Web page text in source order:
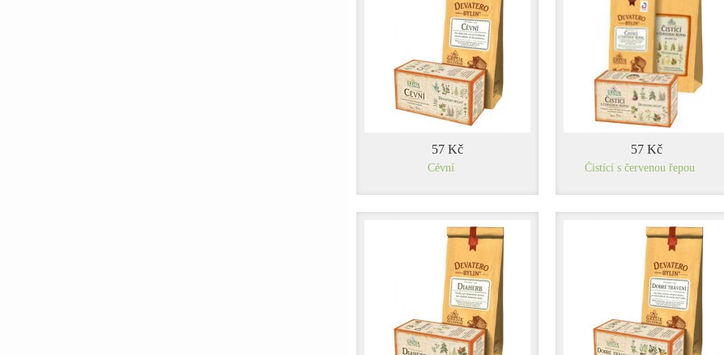
57 Kč
Cévní
57 Kč
Čistící s červenou řepou